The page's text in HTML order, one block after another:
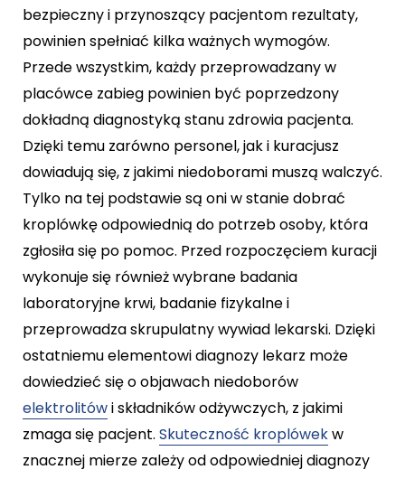
bezpieczny i przynoszący pacjentom rezultaty,
powinien spełniać kilka ważnych wymogów.
Przede wszystkim, każdy przeprowadzany w
placówce zabieg powinien być poprzedzony
dokładną diagnostyką stanu zdrowia pacjenta.
Dzięki temu zarówno personel, jak i kuracjusz
dowiadują się, z jakimi niedoborami muszą walczyć.
Tylko na tej podstawie są oni w stanie dobrać
kroplówkę odpowiednią do potrzeb osoby, która
zgłosiła się po pomoc. Przed rozpoczęciem kuracji
wykonuje się również wybrane badania
laboratoryjne krwi, badanie fizykalne i
przeprowadza skrupulatny wywiad lekarski. Dzięki
ostatniemu elementowi diagnozy lekarz może
dowiedzieć się o objawach niedoborów
elektrolitówi składników odżywczych, z jakimi
zmaga się pacjent. Skuteczność kroplówekw
znacznej mierze zależy od odpowiedniej diagnozy